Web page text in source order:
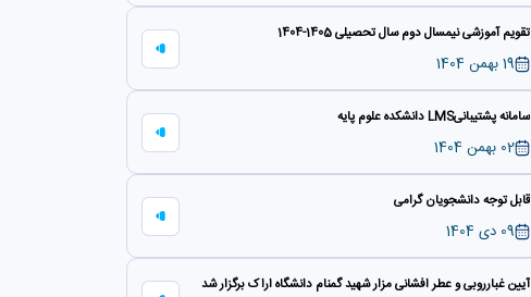
تقویم آموزشی نیمسال دوم سال تحصیلی 1405-1404
19 بهمن 1404
سامانه پشتیبانیLMS دانشکده علوم پایه
02 بهمن 1404
قابل توجه دانشجویان گرامی
09 دی 1404
آیین غبارروبی و عطر افشانی مزار شهید گمنام دانشگاه اراک برگزار شد